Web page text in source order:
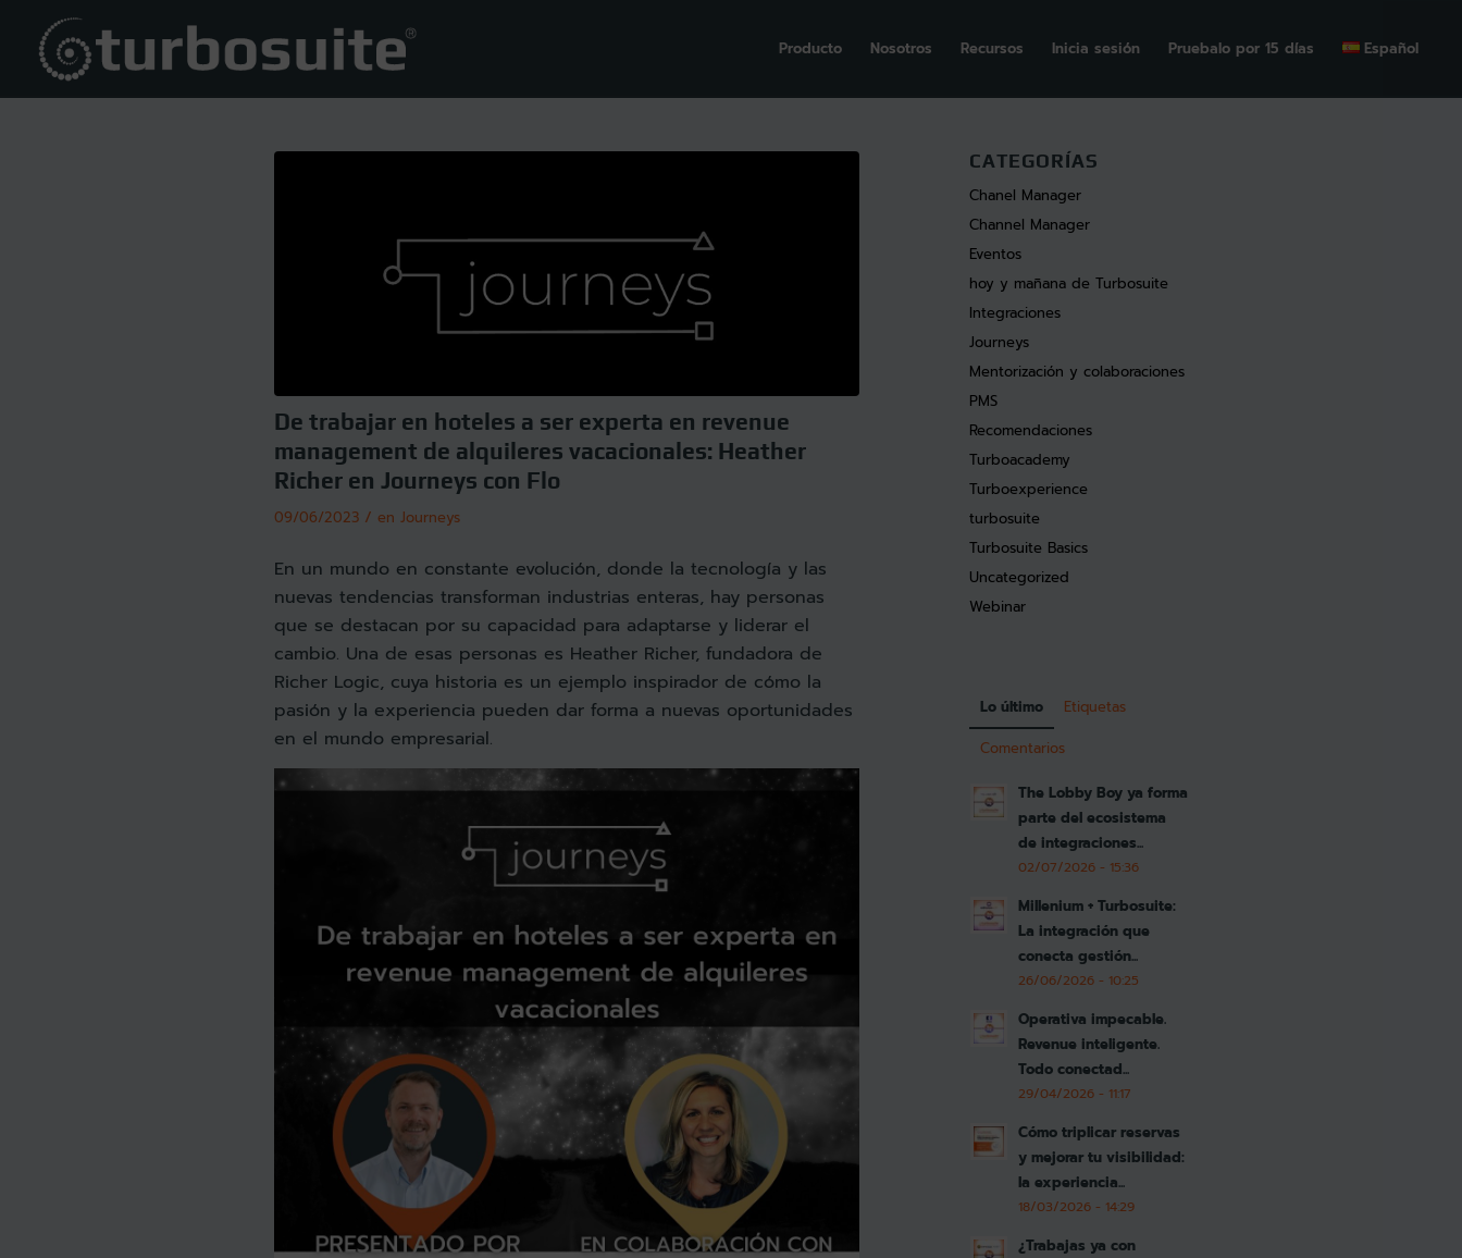
Producto Nosotros Recursos Inicia sesión Pruebalo por 15 días Español
De trabajar en hoteles a ser experta en revenue
management de alquileres vacacionales: Heather
Richer en Journeys con Flo
09/06/2023 / en Journeys
En un mundo en constante evolución, donde la tecnología y las
nuevas tendencias transforman industrias enteras, hay personas
que se destacan por su capacidad para adaptarse y liderar el
cambio. Una de esas personas es Heather Richer, fundadora de
Richer Logic, cuya historia es un ejemplo inspirador de cómo la
pasión y la experiencia pueden dar forma a nuevas oportunidades
en el mundo empresarial.
CATEGORÍAS
Chanel Manager
Channel Manager
Eventos
hoy y mañana de Turbosuite
Integraciones
Journeys
Mentorización y colaboraciones
PMS
Recomendaciones
Turboacademy
Turboexperience
turbosuite
Turbosuite Basics
Uncategorized
Webinar
Lo último
Etiquetas
Comentarios
The Lobby Boy ya forma
parte del ecosistema
de integraciones...
02/07/2026 - 15:36
Millenium + Turbosuite:
La integración que
conecta gestión...
26/06/2026 - 10:25
Operativa impecable.
Revenue inteligente.
Todo conectad...
29/04/2026 - 11:17
Cómo triplicar reservas
y mejorar tu visibilidad:
la experiencia...
18/03/2026 - 14:29
¿Trabajas ya con